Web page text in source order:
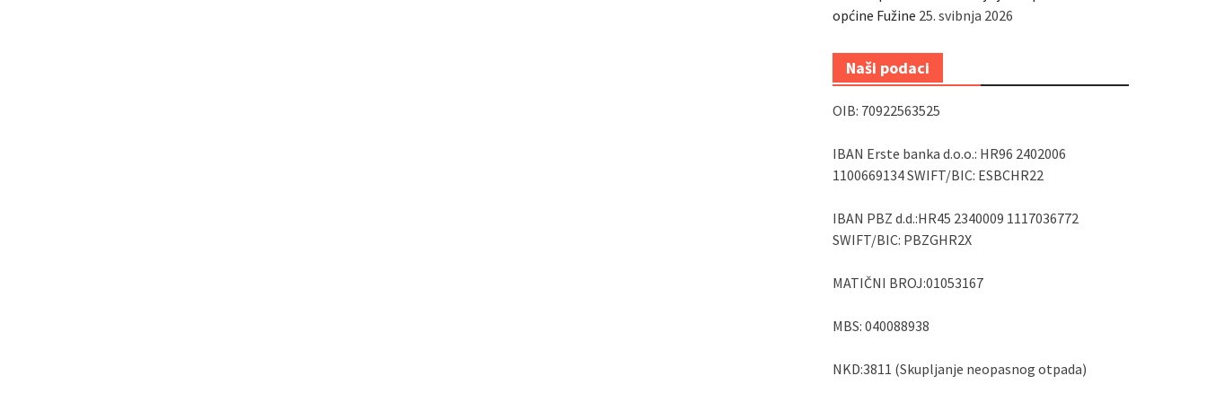
općine Fužine 25. svibnja 2026
Naši podaci
OIB: 70922563525
IBAN Erste banka d.o.o.: HR96 2402006
1100669134 SWIFT/BIC: ESBCHR22
IBAN PBZ d.d.:HR45 2340009 1117036772
SWIFT/BIC: PBZGHR2X
MATIČNI BROJ:01053167
MBS: 040088938
NKD:3811 (Skupljanje neopasnog otpada)